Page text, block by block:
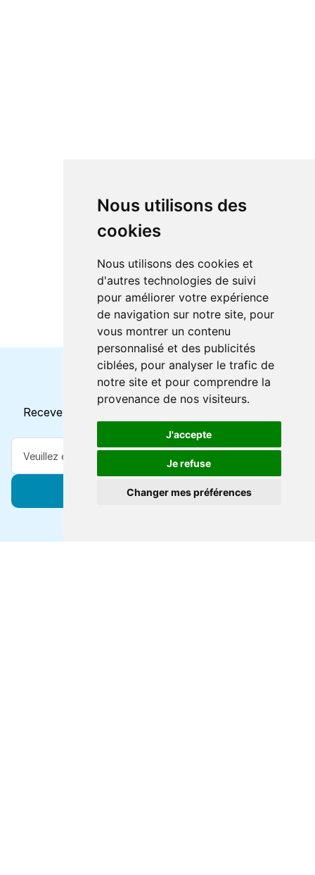
Nous utilisons des
cookies
Nous utilisons des cookies et
d'autres technologies de suivi
pour améliorer votre expérience
de navigation sur notre site, pour
vous montrer un contenu
personnalisé et des publicités
ciblées, pour analyser le trafic de
notre site et pour comprendre la
provenance de nos visiteurs.
J'accepte
Je refuse
Changer mes préférences
Horaires et offres actuels
Recevez toutes les mises à jour dans votre e-mail
S'abonner